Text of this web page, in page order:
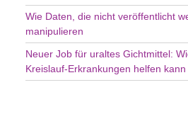
Wie Daten, die nicht veröffentlicht
manipulieren
Neuer Job für uraltes Gichtmittel:
Kreislauf-Erkrankungen helfen kann